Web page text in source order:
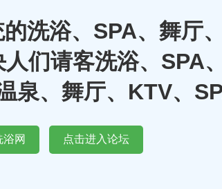
洗浴、SPA、舞厅
们请客洗浴、SPA
泉、舞厅、KTV、
浴网 点击进入论坛